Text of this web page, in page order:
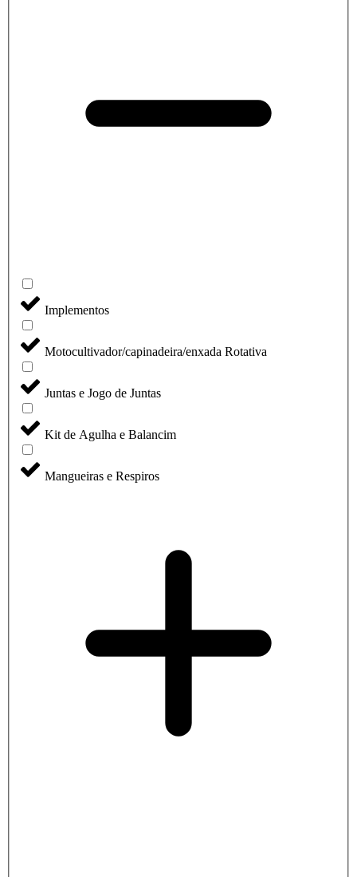
Implementos
Motocultivador/capinadeira/enxada Rotativa
Juntas e Jogo de Juntas
Kit de Agulha e Balancim
Mangueiras e Respiros